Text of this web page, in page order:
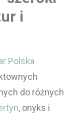
i
Polska
do różnych
, onyks i